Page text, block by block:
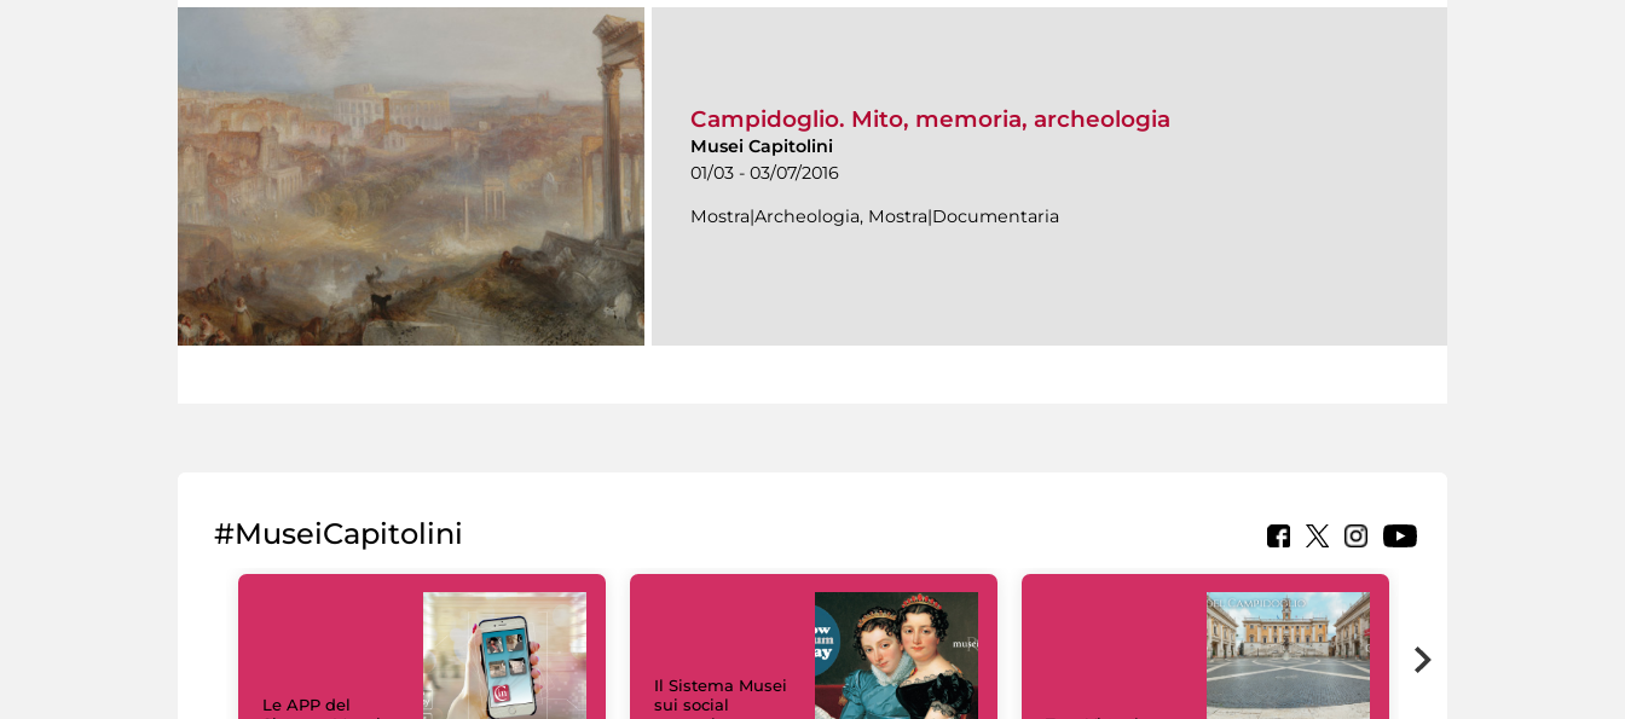
Campidoglio. Mito, memoria, archeologia
Musei Capitolini
01/03 - 03/07/2016
Mostra|Archeologia, Mostra|Documentaria
#MuseiCapitolini
Le APP del
Il Sistema Musei
sui social